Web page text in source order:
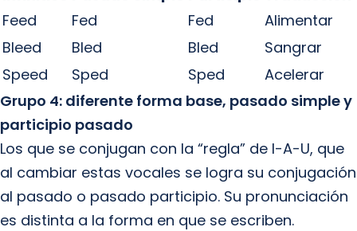
Feed
Fed Fed
Alimentar
Bleed
Bled Bled
Sangrar
Speed
Sped Sped
Acelerar
Grupo 4: diferente forma base, pasado simple y
participio pasado
Los que se conjugan con la “regla” de I-A-U, que
al cambiar estas vocales se logra su conjugación
al pasado o pasado participio. Su pronunciación
es distinta a la forma en que se escriben.